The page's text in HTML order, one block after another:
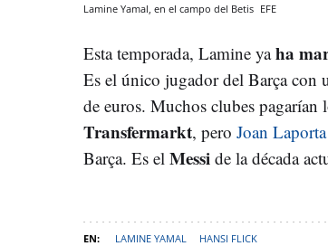
Lamine Yamal, en el campo del Betis EFE
Esta temporada, Lamine yaha
Es el único jugador del Barça con
de euros. Muchos clubes pagarían
Transfermarkt, pero Joan Laporta
Barça. Es el Messi de la década
LAMINE YAMAL HANSI FLICK